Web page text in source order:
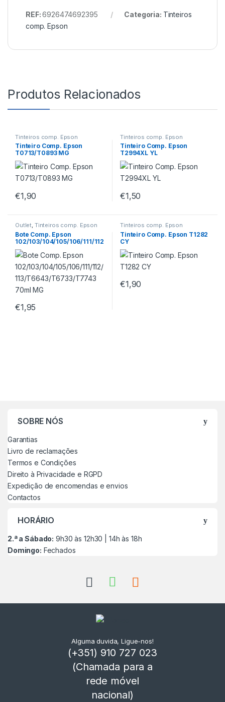
REF:6926474692395 Categoria: Tinteiros
comp. Epson
Produtos Relacionados
Tinteiros comp. Epson
Tinteiro Comp. Epson
T0713/T0893 MG
€1,90
Tinteiros comp. Epson
Tinteiro Comp. Epson
T2994XL YL
€1,50
Outlet, Tinteiros comp. Epson
Bote Comp. Epson
102/103/104/105/106/111/112
/113/T6643/T6733/T7743
70ml MG
€1,95
Tinteiros comp. Epson
Tinteiro Comp. Epson T1282
CY
€1,90
SOBRE NÓS
Garantias
Livro de reclamações
Termos e Condições
Direito à Privacidade e RGPD
Expedição de encomendas e envios
Contactos
HORÁRIO
2.ª a Sábado: 9h30 às 12h30 | 14h às 18h
Domingo: Fechados
Alguma duvida, Ligue-nos!
(+351) 910 727 023
(Chamada para a
rede móvel
nacional)